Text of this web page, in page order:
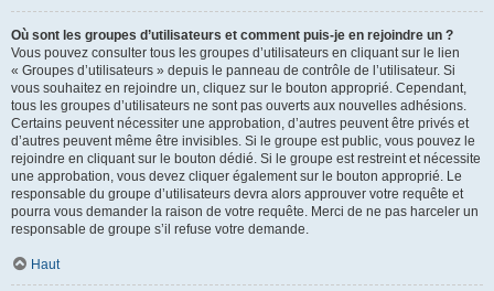
Où sont les groupes d’utilisateurs et comment puis-je en rejoindre un ?
Vous pouvez consulter tous les groupes d’utilisateurs en cliquant sur le lien
« Groupes d’utilisateurs » depuis le panneau de contrôle de l’utilisateur. Si
vous souhaitez en rejoindre un, cliquez sur le bouton approprié. Cependant,
tous les groupes d’utilisateurs ne sont pas ouverts aux nouvelles adhésions.
Certains peuvent nécessiter une approbation, d’autres peuvent être privés et
d’autres peuvent même être invisibles. Si le groupe est public, vous pouvez le
rejoindre en cliquant sur le bouton dédié. Si le groupe est restreint et nécessite
une approbation, vous devez cliquer également sur le bouton approprié. Le
responsable du groupe d’utilisateurs devra alors approuver votre requête et
pourra vous demander la raison de votre requête. Merci de ne pas harceler un
responsable de groupe s’il refuse votre demande.
Haut